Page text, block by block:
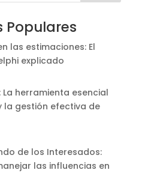
Populares
las estimaciones: El
explicado
herramienta esencial
gestión efectiva de
de los Interesados:
las influencias en